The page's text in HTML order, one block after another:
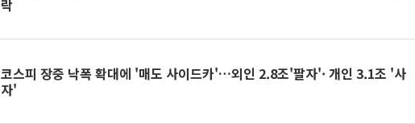
락
코스피 장중 낙폭 확대에 '매도 사이드카'…외인 2.8조'팔자'· 개인 3.1조 '사
자'